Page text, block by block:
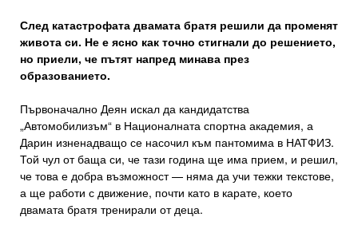
След катастрофата двамата братя решили да променят
живота си. Не е ясно как точно стигнали до решението,
но приели, че пътят напред минава през
образованието.
Първоначално Деян искал да кандидатства
„Автомобилизъм“ в Националната спортна академия, а
Дарин изненадващо се насочил към пантомима в НАТФИЗ.
Той чул от баща си, че тази година ще има прием, и решил,
че това е добра възможност — няма да учи тежки текстове,
а ще работи с движение, почти като в карате, което
двамата братя тренирали от деца.